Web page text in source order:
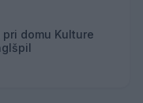
domu Kulture